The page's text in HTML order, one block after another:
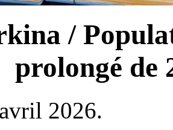
/
prolongé de
2026.